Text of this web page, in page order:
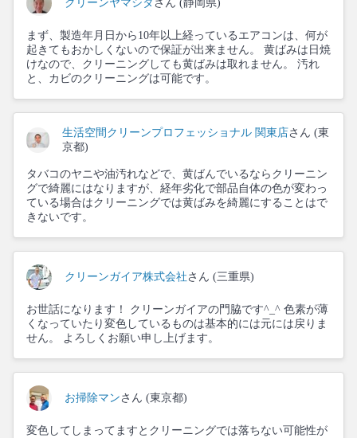
クリーンヤマシタ さん (静岡県)
まず、製造年月日から10年以上経っているエアコンは、何が
起きてもおかしくないので保証が出来ません。 黄ばみは日焼
けなので、クリーニングしても黄ばみは取れません。 汚れ
と、カビのクリーニングは可能です。
生活空間クリーンプロフェッショナル 関東店さん (東
京都)
タバコのヤニや油汚れなどで、黄ばんでいるならクリーニン
グで綺麗にはなりますが、経年劣化で部品自体の色が変わっ
ている場合はクリーニングでは黄ばみを綺麗にすることはで
きないです。
クリーンガイア株式会社 さん (三重県)
お世話になります！ クリーンガイアの門脇です^_^ 色素が薄
くなっていたり変色しているものは基本的には元には戻りま
せん。 よろしくお願い申し上げます。
お掃除マン さん (東京都)
変色してしまってますとクリーニングでは落ちない可能性が